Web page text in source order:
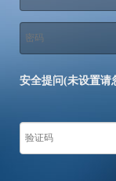
安全提问(未设置请